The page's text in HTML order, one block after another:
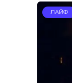
ЛАЙФ